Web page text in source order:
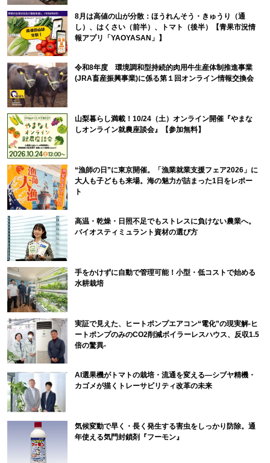
8月は高値の山が分散：ほうれんそう・きゅうり（通
し）、はくさい（前半）、トマト（後半）【青果市況情
報アプリ「YAOYASAN」】
令和8年度 環境調和型持続的肉用牛生産体制推進事業
(JRA畜産振興事業)に係る第１回オンライン情報交換会
山梨暮らし満載！10/24（土）オンライン開催『やまな
しオンライン就農座談会』【参加無料】
“漁師の日”に東京開催。「漁業就業支援フェア2026」に
大人も子どもも来場。海の魅力が詰まった1日をレポー
ト
高温・乾燥・日照不足でもストレスに負けない農業へ。
バイオスティミュラント資材の選び方
手をかけずに自動で管理可能！小型・低コストで始める
水耕栽培
実証で見えた、ヒートポンプエアコン“電化”の現実解-ヒ
ートポンプのみのCO2削減ボイラーレスハウス、反収1.5
倍の驚異-
AI選果機がトマトの栽培・流通を変える―シブヤ精機・
カゴメが描くトレーサビリティ改革の未来
気候変動で早く・長く発生する害虫をしっかり防除。通
年使える気門封鎖剤『フーモン』